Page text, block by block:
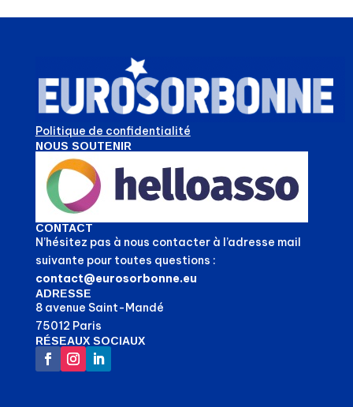
Politique de confidentialité
NOUS SOUTENIR
CONTACT
N’hésitez pas à nous contacter à l’adresse mail
suivante pour toutes questions :
contact@eurosorbonne.eu
ADRESSE
8 avenue Saint-Mandé
75012 Paris
RÉSEAUX SOCIAUX